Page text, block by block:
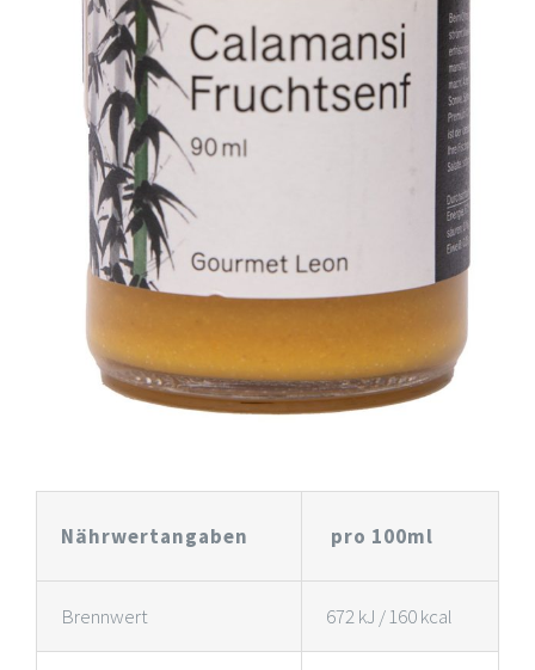
Nährwertangaben pro 100ml
Brennwert 672 kJ / 160 kcal